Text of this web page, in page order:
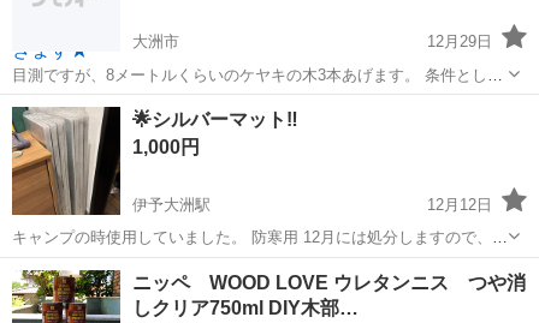
大洲市
12月29日
目測ですが、8メートルくらいのケヤキの木3本あげます。 条件として
自分で伐採出来る方、 チェーンソーやクレーンを扱え、トラックで運
搬出来る事が必要です。
愛媛 大洲市 ケヤキ
🌟シルバーマット‼️
1,000円
伊予大洲駅
12月12日
キャンプの時使用していました。 防寒用 12月には処分しますので、早
めのご連絡お願いします。
愛媛 大洲市 マット
ニッペ WOOD LOVE ウレタンニス つや消
しクリア750ml DIY木部…